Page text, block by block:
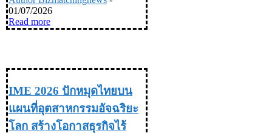
01/07/2026
Read more
IME 2026 ปักหมุดไทยบน
แผนที่อุตสาหกรรมอัจฉริยะ
โลก สร้างโอกาสธุรกิจไร้